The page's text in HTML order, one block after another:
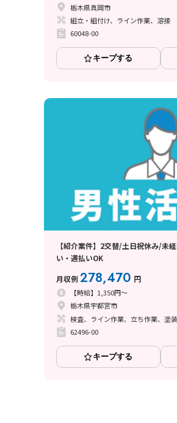
栃木県真岡市
組立・組付け、ライン作業、溶接
60048-00
キープする
【紹介案件】2交替/土日祝休み/未
い・週払いOK
月収例278,470 円
【時給】1,350円～
栃木県宇都宮市
検査、ライン作業、立ち作業、塗装
62496-00
キープする